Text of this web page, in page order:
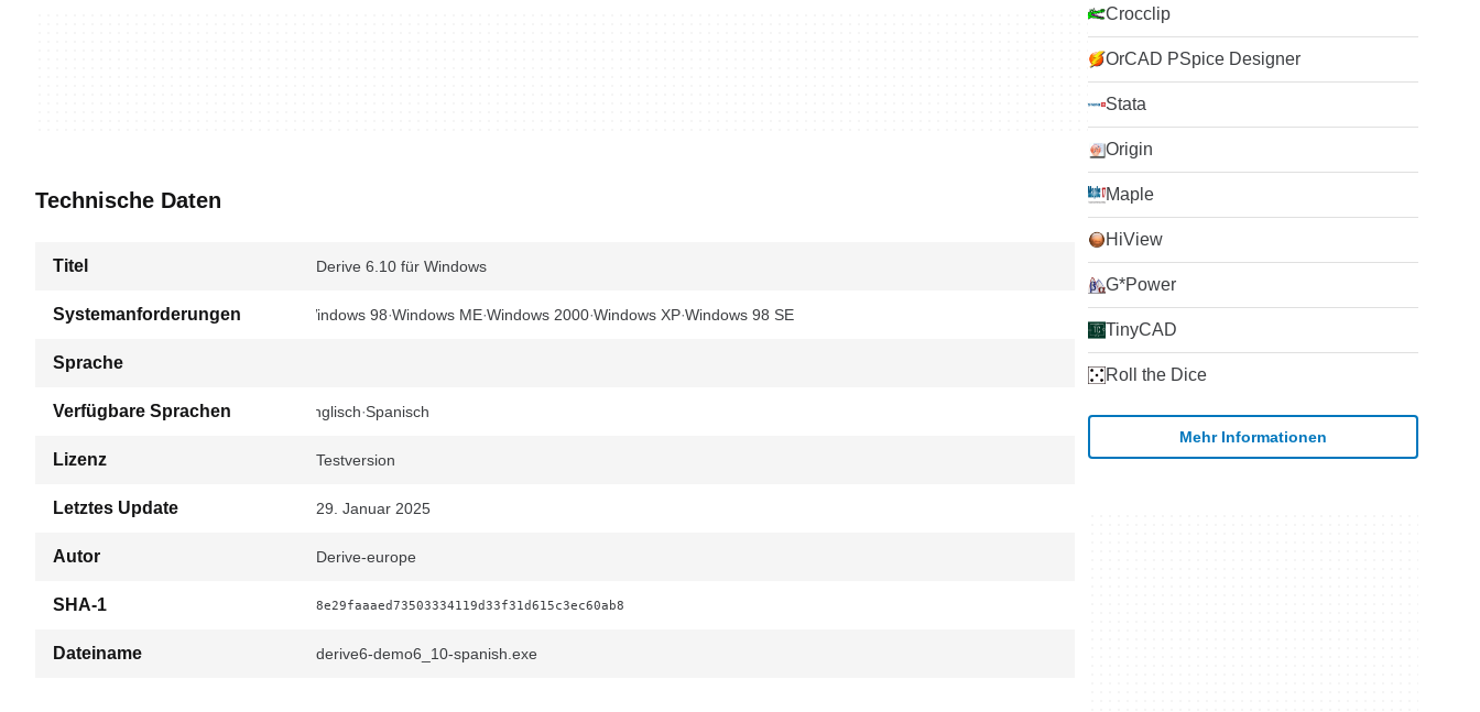
Technische Daten
Titel Derive 6.10 für Windows
Systemanforderungen Windows 98 Windows ME Windows 2000 Windows XP Windows 98 SE
Sprache
Verfügbare Sprachen Englisch Spanisch
Lizenz Testversion
Letztes Update 29. Januar 2025
Autor Derive-europe
SHA-1 8e29faaaed73503334119d33f31d615c3ec60ab8
Dateiname derive6-demo6_10-spanish.exe
Crocclip
OrCAD PSpice Designer
Stata
Origin
Maple
HiView
G*Power
TinyCAD
Roll the Dice
Mehr Informationen